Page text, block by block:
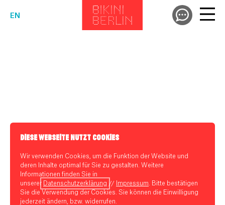
EN
DIESE WEBSEITE NUTZT COOKIES
Wir verwenden Cookies, um die Funktion der Website und
deren Inhalte optimal für Sie zu gestalten. Weitere
Informationen finden Sie in
unserer
Datenschutzerklärung // Impressum . Bitte bestätigen
Sie die Verwendung der Cookies. Sie können die Einwilligung
jederzeit ändern, bzw. widerrufen.